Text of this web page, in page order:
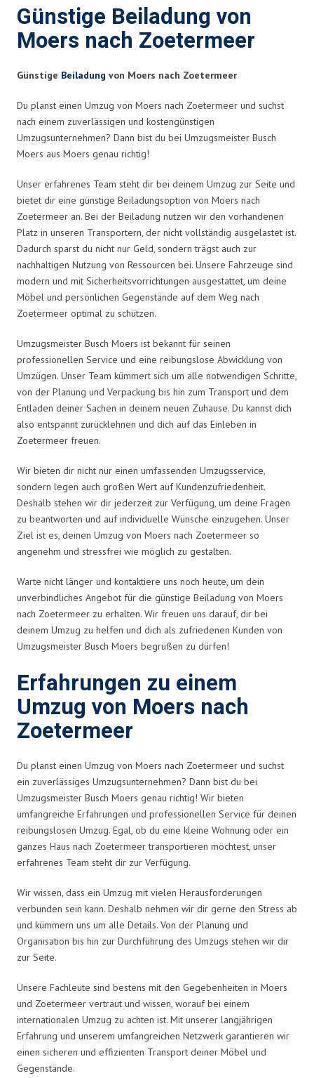
Günstige Beiladung von
Moers nach Zoetermeer
Günstige Beiladung von Moers nach Zoetermeer
Du planst einen Umzug von Moers nach Zoetermeer und suchst
nach einem zuverlässigen und kostengünstigen
Umzugsunternehmen? Dann bist du bei Umzugsmeister Busch
Moers aus Moers genau richtig!
Unser erfahrenes Team steht dir bei deinem Umzug zur Seite und
bietet dir eine günstige Beiladungsoption von Moers nach
Zoetermeer an. Bei der Beiladung nutzen wir den vorhandenen
Platz in unseren Transportern, der nicht vollständig ausgelastet ist.
Dadurch sparst du nicht nur Geld, sondern trägst auch zur
nachhaltigen Nutzung von Ressourcen bei. Unsere Fahrzeuge sind
modern und mit Sicherheitsvorrichtungen ausgestattet, um deine
Möbel und persönlichen Gegenstände auf dem Weg nach
Zoetermeer optimal zu schützen.
Umzugsmeister Busch Moers ist bekannt für seinen
professionellen Service und eine reibungslose Abwicklung von
Umzügen. Unser Team kümmert sich um alle notwendigen Schritte,
von der Planung und Verpackung bis hin zum Transport und dem
Entladen deiner Sachen in deinem neuen Zuhause. Du kannst dich
also entspannt zurücklehnen und dich auf das Einleben in
Zoetermeer freuen.
Wir bieten dir nicht nur einen umfassenden Umzugsservice,
sondern legen auch großen Wert auf Kundenzufriedenheit.
Deshalb stehen wir dir jederzeit zur Verfügung, um deine Fragen
zu beantworten und auf individuelle Wünsche einzugehen. Unser
Ziel ist es, deinen Umzug von Moers nach Zoetermeer so
angenehm und stressfrei wie möglich zu gestalten.
Warte nicht länger und kontaktiere uns noch heute, um dein
unverbindliches Angebot für die günstige Beiladung von Moers
nach Zoetermeer zu erhalten. Wir freuen uns darauf, dir bei
deinem Umzug zu helfen und dich als zufriedenen Kunden von
Umzugsmeister Busch Moers begrüßen zu dürfen!
Erfahrungen zu einem
Umzug von Moers nach
Zoetermeer
Du planst einen Umzug von Moers nach Zoetermeer und suchst
ein zuverlässiges Umzugsunternehmen? Dann bist du bei
Umzugsmeister Busch Moers genau richtig! Wir bieten
umfangreiche Erfahrungen und professionellen Service für deinen
reibungslosen Umzug. Egal, ob du eine kleine Wohnung oder ein
ganzes Haus nach Zoetermeer transportieren möchtest, unser
erfahrenes Team steht dir zur Verfügung.
Wir wissen, dass ein Umzug mit vielen Herausforderungen
verbunden sein kann. Deshalb nehmen wir dir gerne den Stress ab
und kümmern uns um alle Details. Von der Planung und
Organisation bis hin zur Durchführung des Umzugs stehen wir dir
zur Seite.
Unsere Fachleute sind bestens mit den Gegebenheiten in Moers
und Zoetermeer vertraut und wissen, worauf bei einem
internationalen Umzug zu achten ist. Mit unserer langjährigen
Erfahrung und unserem umfangreichen Netzwerk garantieren wir
einen sicheren und effizienten Transport deiner Möbel und
Gegenstände.